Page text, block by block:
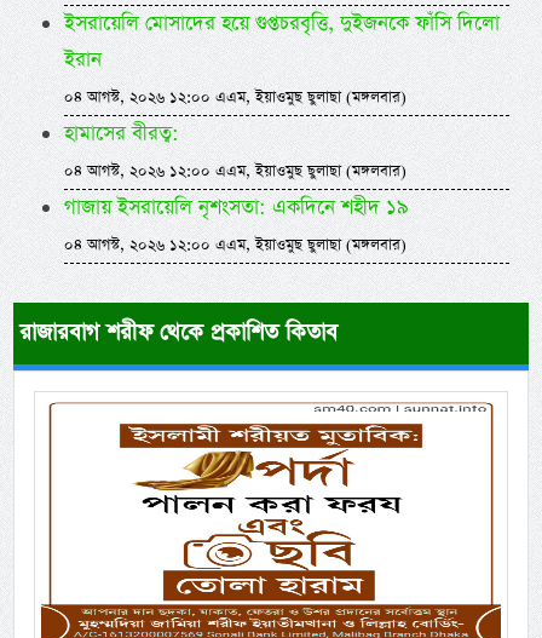
ইসরায়েলি মোসাদের হয়ে গুপ্তচরবৃত্তি, দুইজনকে ফাঁসি দিলো
ইরান
০৪ আগস্ট, ২০২৬ ১২:০০ এএম, ইয়াওমুছ ছুলাছা (মঙ্গলবার)
হামাসের বীরত্ব:
০৪ আগস্ট, ২০২৬ ১২:০০ এএম, ইয়াওমুছ ছুলাছা (মঙ্গলবার)
গাজায় ইসরায়েলি নৃশংসতা: একদিনে শহীদ ১৯
০৪ আগস্ট, ২০২৬ ১২:০০ এএম, ইয়াওমুছ ছুলাছা (মঙ্গলবার)
রাজারবাগ শরীফ থেকে প্রকাশিত কিতাব